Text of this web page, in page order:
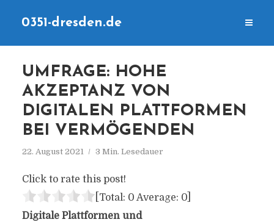
0351-dresden.de
UMFRAGE: HOHE
AKZEPTANZ VON
DIGITALEN PLATTFORMEN
BEI VERMÖGENDEN
22. August 2021 3 Min. Lesedauer
Click to rate this post!
[Total: 0 Average: 0]
Digitale Plattformen und